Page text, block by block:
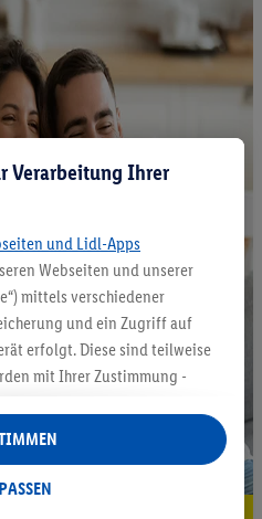
Verarbeitung Ihrer
und Lidl-Apps
Webseiten und unserer
mittels verschiedener
und ein Zugriff auf
erfolgt. Diese sind teilweise
mit Ihrer Zustimmung -
mit dem IAB TCF
Werbung